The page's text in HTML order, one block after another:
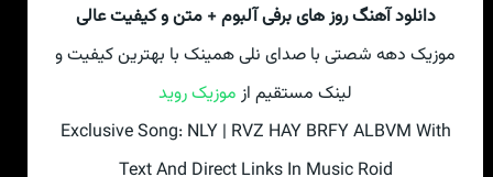
دانلود آهنگ روز های برفی آلبوم + متن و کیفیت عالی
موزیک دهه شصتی با صدای نلی همینک با بهترین کیفیت و
لینک مستقیم از موزیک روید
Exclusive Song: NLY | RVZ HAY BRFY ALBVM With
Text And Direct Links In Music Roid